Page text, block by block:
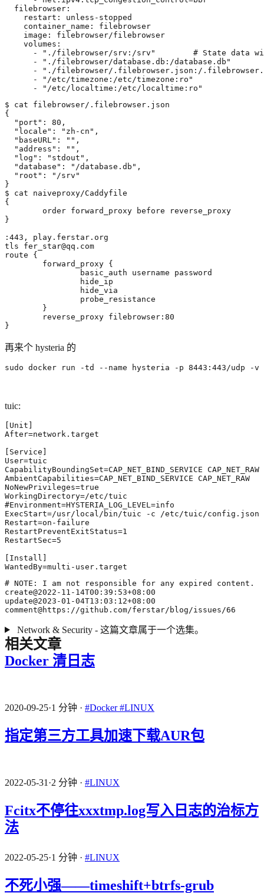
filebrowser :
restart :
unless-stopped
container_name :
filebrowser
image :
filebrowser/filebrowser
volumes :
-
"./filebrowser/srv:/srv"
# State data
-
"./filebrowser/database.db:/database.db"
-
"./filebrowser/.filebrowser.json:/
-
"/etc/timezone:/etc/timezone:ro"
-
"/etc/localtime:/etc/localtime:ro"
{
"port"
"locale" : "zh-cn"
"baseURL" : ""
"address" : ""
"log" : "stdout"
"database" : "/database.db"
"root" :
"/srv"
}
{
}
tls fer_star@qq.com
route {
        forward_proxy
{
}
}
再来个 hysteria 的
sudo docker run -td --name hysteria -p 8443:443/
tuic:
[ Unit ]
After=
[ Service ]
User=
CapabilityBoundingSet=
AmbientCapabilities=
NoNewPrivileges=true
WorkingDirectory=
#Environment=HYSTERIA_LOG_LEVEL=info
ExecStart=
Restart=
RestartPreventExitStatus=1
RestartSec=5
[ Install ]
WantedBy=multi-user.target
comment@https://github.com/ferstar/blog/issues/66
Network & Security - 这篇文章属于一个选集。
相关文章
Docker 清日志
2020-09-25·1 分钟 · #Docker#LINUX
指定第三方工具加速下载AUR包
2022-05-31 ·2 分钟 · #LINUX
Fcitx不停往xxxtmp.log写入日志的治标方
法
2022-05-25·1 分钟 · #LINUX
不死小强——timeshift+btrfs-grub